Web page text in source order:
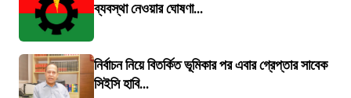
ব্যবস্থা নেওয়ার ঘোষণা...
নির্বাচন নিয়ে বিতর্কিত ভূমিকার পর এবার গ্রেপ্তার সাবেক
সিইসি হাবি...